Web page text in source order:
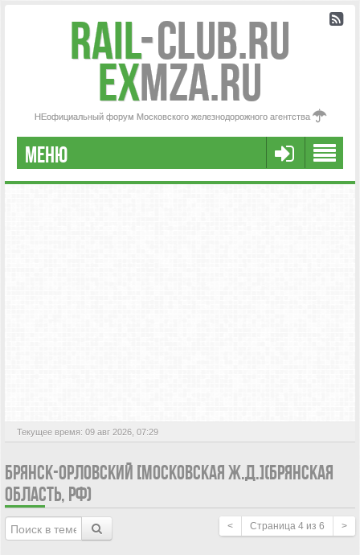
Rail-Club.RU
exMZA.RU
НЕофициальный форум Московского железнодорожного агентства
МЕНЮ
РЕГИСТРАЦИЯ
Текущее время: 09 авг 2026, 07:29
БРЯНСК-ОРЛОВСКИЙ [МОСКОВСКАЯ Ж.Д.](БРЯНСКАЯ
ОБЛАСТЬ, РФ)
< Страница 4 из 6 >